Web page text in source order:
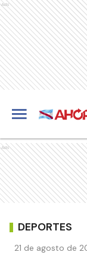
Ads
Ads
DEPORTES
21 de agosto de